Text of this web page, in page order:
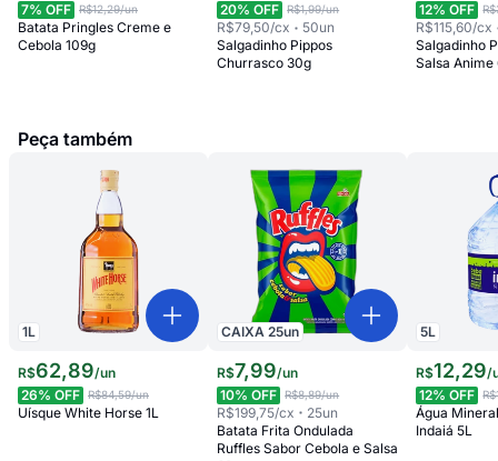
7% OFF R$12,29/un
Batata Pringles Creme e
Cebola 109g
20% OFF R$1,99/un
R$79,50/cx 50un
Salgadinho Pippos
Churrasco 30g
12% OFF
R$115,60/cx
Salgadinho
Salsa Anime
Peça também
1L
R$62,89/un
26% OFF R$84,59/un
Uísque White Horse 1L
CAIXA25un
R$7,99/un
10% OFF R$8,89/un
R$199,75/cx 25un
Batata Frita Ondulada
Ruffles Sabor Cebola e Salsa
5L
R$12,29/
12% OFF
Água
Indaiá 5L